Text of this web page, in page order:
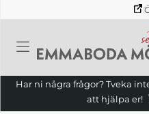
Har ni några frågor? Tveka
att hjälpa er!